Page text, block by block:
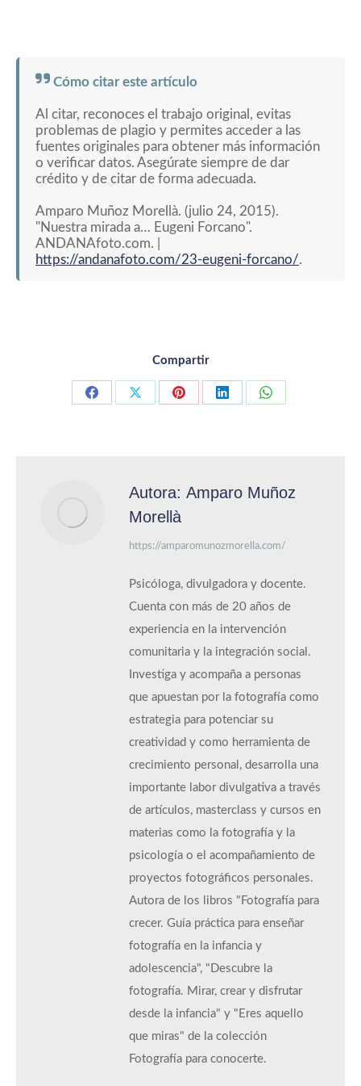
Cómo citar este artículo
Al citar, reconoces el trabajo original, evitas
problemas de plagio y permites acceder a las
fuentes originales para obtener más información
o verificar datos. Asegúrate siempre de dar
crédito y de citar de forma adecuada.
Amparo Muñoz Morellà. (julio 24, 2015).
"Nuestra mirada a… Eugeni Forcano".
ANDANAfoto.com. |
https://andanafoto.com/23-eugeni-forcano/.
Compartir
Compartir con Facebook
Compartir con X
Compartir con Pinterest
Compartir con LinkedIn
Compartir con
Autora: Amparo Muñoz
Morellà
https://amparomunozmorella.com/
Psicóloga, divulgadora y docente.
Cuenta con más de 20 años de
experiencia en la intervención
comunitaria y la integración social.
Investiga y acompaña a personas
que apuestan por la fotografía como
estrategia para potenciar su
creatividad y como herramienta de
crecimiento personal, desarrolla una
importante labor divulgativa a través
de artículos, masterclass y cursos en
materias como la fotografía y la
psicología o el acompañamiento de
proyectos fotográficos personales.
Autora de los libros "Fotografía para
crecer. Guía práctica para enseñar
fotografía en la infancia y
adolescencia", "Descubre la
fotografía. Mirar, crear y disfrutar
desde la infancia" y "Eres aquello
que miras" de la colección
Fotografía para conocerte.